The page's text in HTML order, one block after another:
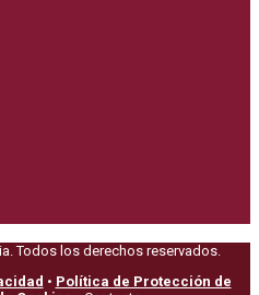
Todos los derechos reservados.
• Política de Protección de